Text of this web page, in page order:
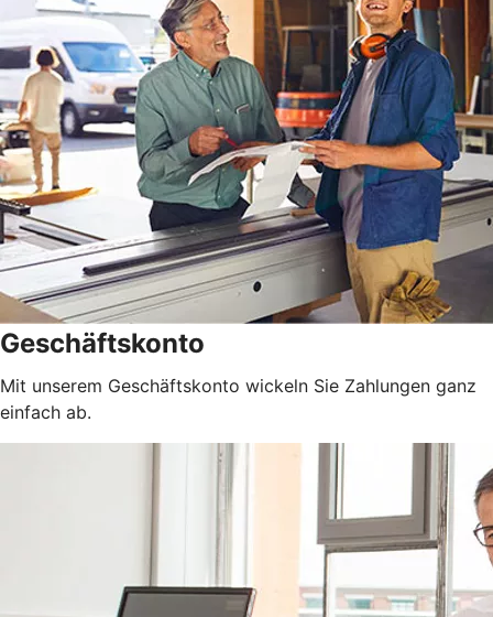
Geschäftskonto
Mit unserem Geschäftskonto wickeln Sie Zahlungen ganz
einfach ab.